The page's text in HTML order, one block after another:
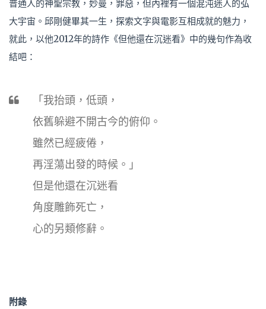
普通人的神聖宗教，妙曼，罪惡，但內裡有一個混沌迷人的弘
大宇宙。邱剛健畢其一生，探索文字與電影互相成就的魅力，
就此，以他2012年的詩作《但他還在沉迷看》中的幾句作為收
結吧：
「我抬頭，低頭，
依舊躲避不開古今的俯仰。
雖然已經疲倦，
再淫蕩出發的時候。」
但是他還在沉迷看
角度雕飾死亡，
心的另類修辭。
附錄